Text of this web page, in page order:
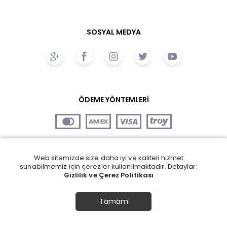
SOSYAL MEDYA
ÖDEME YÖNTEMLERİ
Web sitemizde size daha iyi ve kaliteli hizmet
sunabilmemiz için çerezler kullanılmaktadır. Detaylar:
Gizlilik ve Çerez Politikası
Tamam